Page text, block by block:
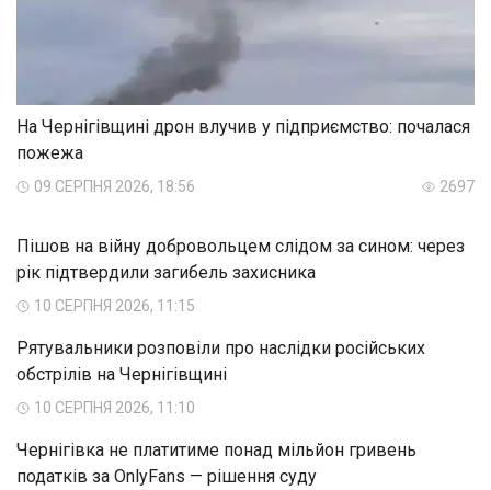
На Чернігівщині дрон влучив у підприємство: почалася
пожежа
09 СЕРПНЯ 2026, 18:56 2697
Пішов на війну добровольцем слідом за сином: через
рік підтвердили загибель захисника
10 СЕРПНЯ 2026, 11:15
Рятувальники розповіли про наслідки російських
обстрілів на Чернігівщині
10 СЕРПНЯ 2026, 11:10
Чернігівка не платитиме понад мільйон гривень
податків за OnlyFans — рішення суду